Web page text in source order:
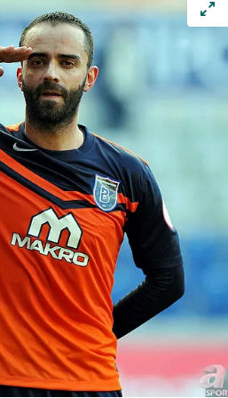
kişilere ait çerezler
vasıtasıyla çeşitli kişisel
gerekli olan çerezler bilgi
amacıyla
sitemizin daha işlevsel
ve sizlere yönelik
yapılması, amaçlarıyla
dahilinde kullanılacaktır.
aşağıda yer alan panel
Çerezlere ilişkin detaylı bilgi
Çerez Bilgilendirme
Korunması Kanunu uyarınca
okumak ve sitemizde
kullanılan çerezlerle ilgili bilgi
.